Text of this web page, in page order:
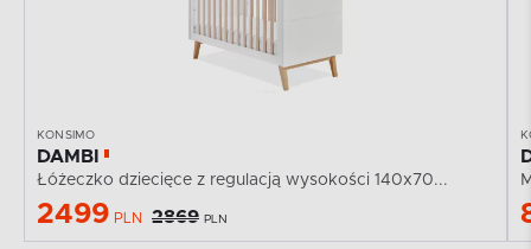
KONSIMO
DAMBI
Łóżeczko dziecięce z regulacją wysokości 140x70...
2499 PLN 2869 PLN